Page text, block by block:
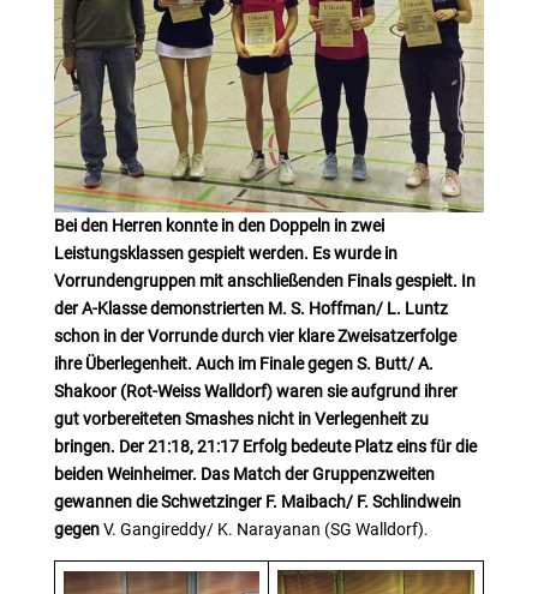
Bei den Herren konnte in den Doppeln in zwei
Leistungsklassen gespielt werden. Es wurde in
Vorrundengruppen mit anschließenden Finals gespielt. In
der A-Klasse demonstrierten M. S. Hoffman/ L. Luntz
schon in der Vorrunde durch vier klare Zweisatzerfolge
ihre Überlegenheit. Auch im Finale gegen S. Butt/ A.
Shakoor (Rot-Weiss Walldorf) waren sie aufgrund ihrer
gut vorbereiteten Smashes nicht in Verlegenheit zu
bringen. Der 21:18, 21:17 Erfolg bedeute Platz eins für die
beiden Weinheimer. Das Match der Gruppenzweiten
gewannen die Schwetzinger F. Maibach/ F. Schlindwein
gegenV. Gangireddy/ K. Narayanan (SG Walldorf).